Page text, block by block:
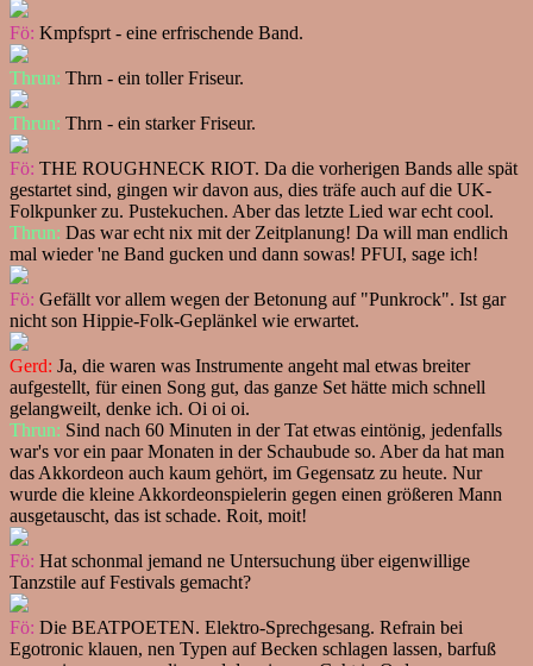
Fö: Kmpfsprt - eine erfrischende Band.
Thrun: Thrn - ein toller Friseur.
Thrun: Thrn - ein starker Friseur.
Fö: THE ROUGHNECK RIOT. Da die vorherigen Bands alle spät
gestartet sind, gingen wir davon aus, dies träfe auch auf die UK-
Folkpunker zu. Pustekuchen. Aber das letzte Lied war echt cool.
Thrun: Das war echt nix mit der Zeitplanung! Da will man endlich
mal wieder 'ne Band gucken und dann sowas! PFUI, sage ich!
Fö: Gefällt vor allem wegen der Betonung auf "Punkrock". Ist gar
nicht son Hippie-Folk-Geplänkel wie erwartet.
Gerd: Ja, die waren was Instrumente angeht mal etwas breiter
aufgestellt, für einen Song gut, das ganze Set hätte mich schnell
gelangweilt, denke ich. Oi oi oi.
Thrun: Sind nach 60 Minuten in der Tat etwas eintönig, jedenfalls
war's vor ein paar Monaten in der Schaubude so. Aber da hat man
das Akkordeon auch kaum gehört, im Gegensatz zu heute. Nur
wurde die kleine Akkordeonspielerin gegen einen größeren Mann
ausgetauscht, das ist schade. Roit, moit!
Fö: Hat schonmal jemand ne Untersuchung über eigenwillige
Tanzstile auf Festivals gemacht?
Fö: Die BEATPOETEN. Elektro-Sprechgesang. Refrain bei
Egotronic klauen, nen Typen auf Becken schlagen lassen, barfuß